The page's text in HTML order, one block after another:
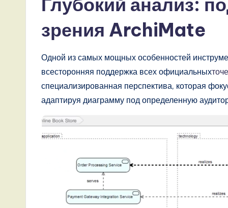
зрения ArchiMate
Одной из самых мощных особенностей
всесторонняя поддержка всех официальных
специализированная перспектива, которая
адаптируя диаграмму под определенную